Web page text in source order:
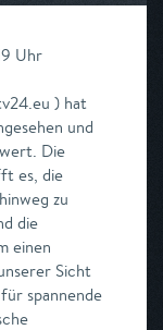
Uhr
) hat
und
Die
es, die
zu
die
einen
Sicht
spannende